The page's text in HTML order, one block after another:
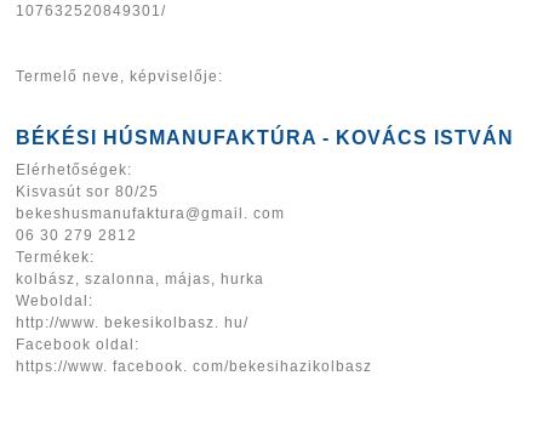
107632520849301/
Termelő neve, képviselője:
BÉKÉSI HÚSMANUFAKTÚRA - KOVÁCS ISTVÁN
Elérhetőségek:
Kisvasút sor 80/25
bekeshusmanufaktura@gmail. com
06 30 279 2812
Termékek:
kolbász, szalonna, májas, hurka
Weboldal:
http://www. bekesikolbasz. hu/
Facebook oldal:
https://www. facebook. com/bekesihazikolbasz